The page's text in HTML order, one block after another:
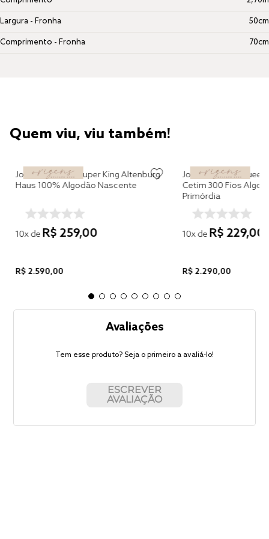
Largura - Fronha 50cm
Comprimento - Fronha 70cm
Quem viu, viu também!
Jogo de Colcha Super King Altenburg
Haus 100% Algodão Nascente
10x de R$ 259,00
R$ 2.590,00
Jogo de Cama
Cetim 300 Fios
Primórdia
10x de R$ 229,00
R$2.290,00
Avaliações
Tem esse produto? Seja o primeiro a avaliá-lo!
ESCREVER
AVALIAÇÃO